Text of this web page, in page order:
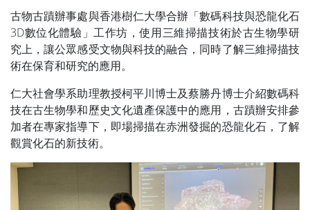
古物古蹟辦事處與香港樹仁大學合辦「數碼科技與恐龍化石
3D數位化體驗」工作坊，使用三維掃描技術於古生物學研
究上，讓公眾感受文物與科技的融合，同時了解三維掃描技
術在保育和研究的應用。
仁大社會學系助理教授柯平川博士及蔡勝丹博士介紹數碼科
技在古生物學和歷史文化遺產保護中的應用，古蹟辦安排參
加者在專家指導下，即場掃描在赤洲發掘的恐龍化石，了解
觀賞化石的新技術。